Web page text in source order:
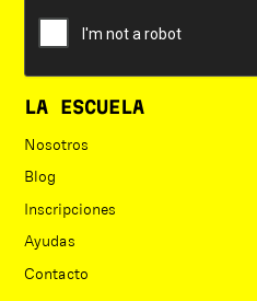
LA ESCUELA
Nosotros
Blog
Inscripciones
Ayudas
Contacto